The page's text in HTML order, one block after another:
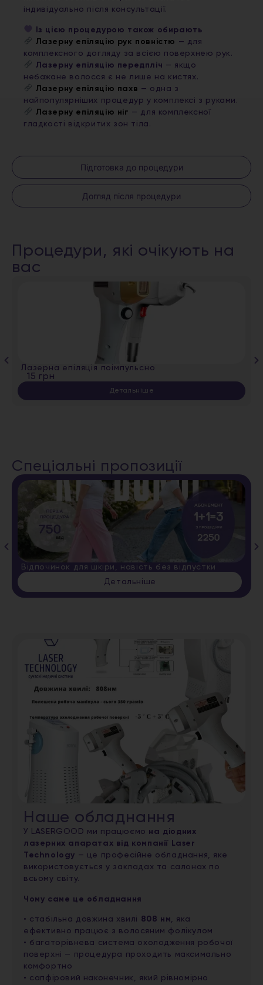
Підготовка до процедури
Догляд після процедури
індивідуально після консультації.
Із цією процедурою також обирають
Лазерну епіляцію рук повністю — для
комплексного догляду за всією поверхнею рук.
Лазерну епіляцію передпліч — якщо
небажане волосся є не лише на кистях.
Лазерну епіляцію пахв — одна з
найпопулярніших процедур у комплексі з руками.
Лазерну епіляцію ніг — для комплексної
гладкості відкритих зон тіла.
Процедури, які очікують на
вас
Лазерна епіляція поімпульсно
15 грн
Детальніше
Спеціальні пропозиції
Відпочинок для шкіри, навість без відпустки
Детальніше
Наше обладнання
У LASERGOOD ми працюємо на діодних
лазерних апаратах від компанії Laser
Technology — це професійне обладнання, яке
використовується у закладах та салонах по
всьому світу.
Чому саме це обладнання
• стабільна довжина хвилі 808 нм, яка
ефективно працює з волосяним фолікулом
• багаторівнева система охолодження робочої
поверхні — процедура проходить максимально
комфортно
• сапфіровий наконечник, який рівномірно